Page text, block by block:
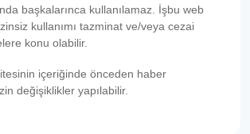
başkalarınca kullanılamaz. İşbu web
kullanımı tazminat ve/veya cezai
konu olabilir.
içeriğinde önceden haber
değişiklikler yapılabilir.